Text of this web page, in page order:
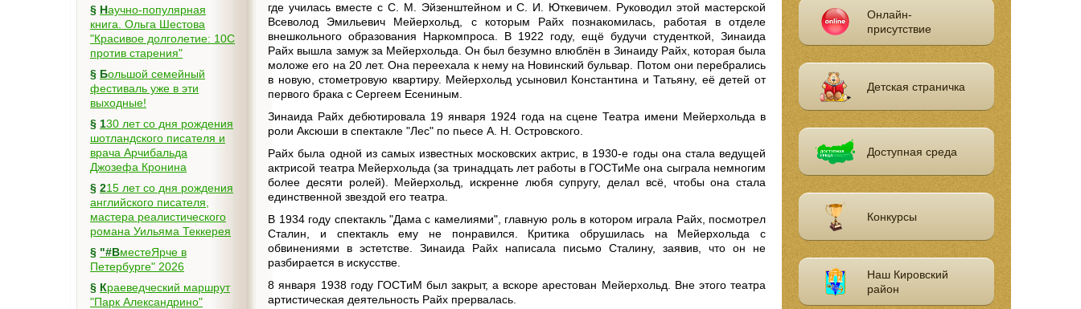
§ Научно-популярная
книга. Ольга Шестова
"Красивое долголетие: 10C
против старения"
§ Большой семейный
фестиваль уже в эти
выходные!
§ 130 лет со дня рождения
шотландского писателя и
врача Арчибальда
Джозефа Кронина
§ 215 лет со дня рождения
английского писателя,
мастера реалистического
романа Уильяма Теккерея
§ "#ВместеЯрче в
Петербурге" 2026
§ Краеведческий маршрут
"Парк Александрино"
где училась вместе с С. М. Эйзенштейном и С. И. Юткевичем. Руководил этой мастерской
Всеволод Эмильевич Мейерхольд, с которым Райх познакомилась, работая в отделе
внешкольного образования Наркомпроса. В 1922 году, ещё будучи студенткой, Зинаида
Райх вышла замуж за Мейерхольда. Он был безумно влюблён в Зинаиду Райх, которая была
моложе его на 20 лет. Она переехала к нему на Новинский бульвар. Потом они перебрались
в новую, стометровую квартиру. Мейерхольд усыновил Константина и Татьяну, её детей от
первого брака с Сергеем Есениным.
Зинаида Райх дебютировала 19 января 1924 года на сцене Театра имени Мейерхольда в
роли Аксюши в спектакле "Лес" по пьесе А. Н. Островского.
Райх была одной из самых известных московских актрис, в 1930-е годы она стала ведущей
актрисой театра Мейерхольда (за тринадцать лет работы в ГОСТиМе она сыграла немногим
более десяти ролей). Мейерхольд, искренне любя супругу, делал всё, чтобы она стала
единственной звездой его театра.
В 1934 году спектакль "Дама с камелиями", главную роль в котором играла Райх, посмотрел
Сталин, и спектакль ему не понравился. Критика обрушилась на Мейерхольда с
обвинениями в эстетстве. Зинаида Райх написала письмо Сталину, заявив, что он не
разбирается в искусстве.
8 января 1938 году ГОСТиМ был закрыт, а вскоре арестован Мейерхольд. Вне этого театра
артистическая деятельность Райх прервалась.
Онлайн-
присутствие
Детская страничка
Доступная среда
Конкурсы
Наш Кировский
район